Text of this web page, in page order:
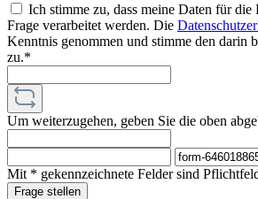
Ich stimme zu, dass meine Daten für
Frage verarbeitet werden. Die
Kenntnis genommen und stimme den darin
zu.*
Um weiterzugehen, geben Sie die oben
Mit * gekennzeichnete Felder sind
Frage stellen